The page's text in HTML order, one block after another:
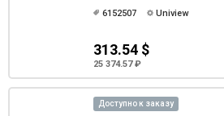
6152507 Uniview
313.54 $
25 374.57 ₽
Доступно к заказу